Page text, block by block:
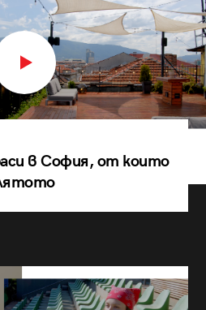
в София, от които